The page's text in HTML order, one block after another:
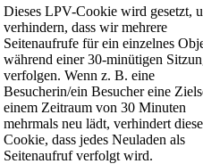
Dieses LPV-Cookie wird gesetzt,
verhindern, dass wir mehrere
Seitenaufrufe für ein einzelnes
während einer 30-minütigen
verfolgen. Wenn z. B. eine
Besucherin/ein Besucher eine
einem Zeitraum von 30 Minuten
mehrmals neu lädt, verhindert
Cookie, dass jedes Neuladen als
Seitenaufruf verfolgt wird.